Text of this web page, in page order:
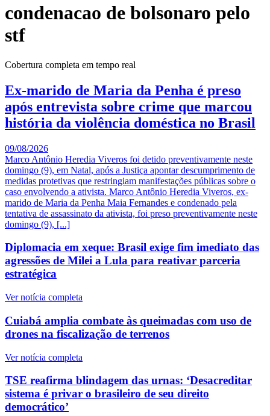
condenacao de bolsonaro pelo
stf
Cobertura completa em tempo real
Ex-marido de Maria da Penha é preso
após entrevista sobre crime que marcou
história da violência doméstica no Brasil
09/08/2026
Marco Antônio Heredia Viveros foi detido preventivamente neste
domingo (9), em Natal, após a Justiça apontar descumprimento de
medidas protetivas que restringiam manifestações públicas sobre o
caso envolvendo a ativista. Marco Antônio Heredia Viveros, ex-
marido de Maria da Penha Maia Fernandes e condenado pela
tentativa de assassinato da ativista, foi preso preventivamente neste
domingo (9), [...]
Diplomacia em xeque: Brasil exige fim imediato das
agressões de Milei a Lula para reativar parceria
estratégica
Ver notícia completa
Cuiabá amplia combate às queimadas com uso de
drones na fiscalização de terrenos
Ver notícia completa
TSE reafirma blindagem das urnas: ‘Desacreditar
sistema é privar o brasileiro de seu direito
democrático’